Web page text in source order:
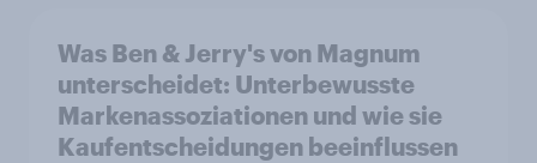
Was Ben & Jerry's von Magnum
unterscheidet: Unterbewusste
Markenassoziationen und wie sie
Kaufentscheidungen beeinflussen